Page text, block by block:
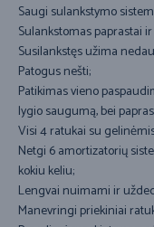
Saugi sulankstymo
Sulankstomas paprastai
Susilankstęs užima
Patogus nešti;
Patikimas vieno
lygio saugumą, bei
Visi 4 ratukai su
Netgi 6 amortizatorių
kokiu keliu;
Lengvai nuimami ir
Manevringi priekiniai